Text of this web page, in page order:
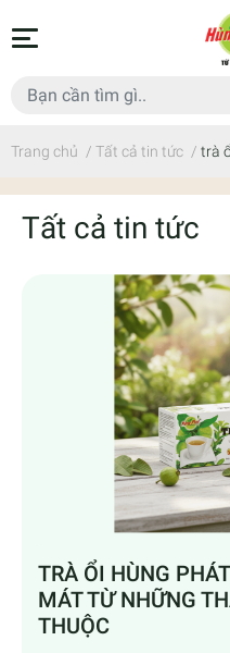
Trang chủ / Tất cả tin tức / trà
Tất cả tin tức
TRÀ ỔI HÙNG
MÁT TỪ NHỮNG
THUỘC